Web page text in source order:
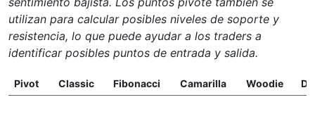
utilizan para calcular posibles niveles de soporte y
resistencia, lo que puede ayudar a los traders a
identificar posibles puntos de entrada y salida.
Pivot Classic Fibonacci Camarilla Woodie